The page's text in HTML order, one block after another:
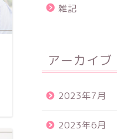
雑記
アーカイブ
2023年7月
2023年6月